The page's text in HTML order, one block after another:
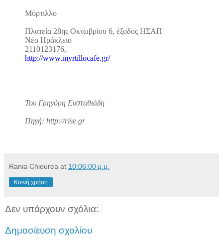
Μύρτιλλο
Πλατεία 28ης Οκτωβρίου 6, έξοδος ΗΣΑΠ
Νέο Ηράκλειο
2110123176,
http://www.myrtillocafe.gr/
Του Γρηγόρη Ευσταθιάδη
Πηγή: http://rise.gr
Rania Chiourea at 10:06:00 μ.μ.
Κοινή χρήση
Δεν υπάρχουν σχόλια:
Δημοσίευση σχολίου